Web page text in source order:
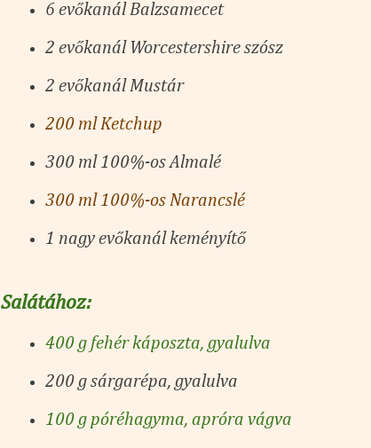
6 evőkanál Balzsamecet
2 evőkanál Worcestershire szósz
2 evőkanál Mustár
200 ml Ketchup
300 ml 100%-os Almalé
300 ml 100%-os Narancslé
1 nagy evőkanál keményítő
Salátához:
400 g fehér káposzta, gyalulva
200 g sárgarépa, gyalulva
100 g póréhagyma, apróra vágva